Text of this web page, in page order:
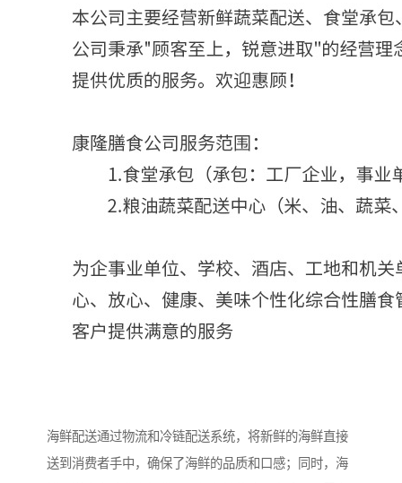
海鲜配送通过物流和冷链配送系统，将新鲜的海鲜直接
送到消费者手中，确保了海鲜的品质和口感；同时，海